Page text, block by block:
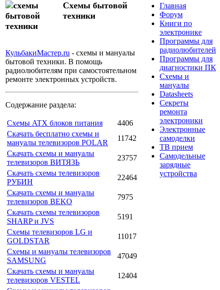
Схемы бытовой
техники
КульбакиМастер.ru - схемы и мануалы
бытовой техники. В помощь
радиолюбителям при самостоятельном
ремонте электронных устройств.
Содержание раздела:
Схемы ATX блоков питания
4406
Скачать бесплатно схемы и
мануалы телевизоров POLAR
11742
Скачать схемы и мануалы
телевизоров ВИТЯЗЬ
23757
Скачать схемы телевизоров
РУБИН
22464
Скачать схемы и мануалы
телевизоров BEKO
7975
Скачать схемы телевизоров
SHARP и JVS
5191
Схемы телевизоров LG и
GOLDSTAR
11017
Схемы и мануалы телевизоров
SAMSUNG
47049
Скачать схемы и мануалы
телевизоров VESTEL
12404
Главная
Форум
Книги по
электронике
Программы для
радиолюбителей
Программы для
диагностики ПК
Схемы и
мануалы
Datasheets
Секреты
ремонта
электроники
Электронные
самоделки
ТВ прием
Самодельные
зарядные
устройства